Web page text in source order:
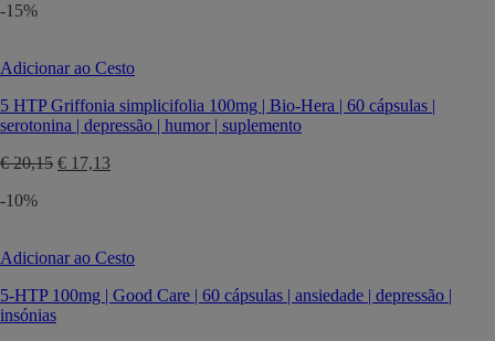
-15%
Adicionar ao Cesto
5 HTP Griffonia simplicifolia 100mg | Bio-Hera | 60 cápsulas |
serotonina | depressão | humor | suplemento
€20,15 O
€ 17,13O
-10%
Adicionar ao Cesto
5-HTP 100mg | Good Care | 60 cápsulas | ansiedade | depressão |
insónias